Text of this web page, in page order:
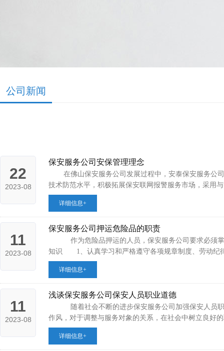
公司新闻
22
2023-08
保安服务公司安保管理理念
在佛山保安服务公司发展过程中，安泰保安服务公司
技术防范水平，积极拓展保安联网报警服务市场，采用
详细信息+
11
2023-08
保安服务公司押运危险品的职责
作为危险品押运的人员，保安服务公司要求必须掌
知识 1、认真学习和严格遵守各项规章制度、劳动纪
详细信息+
11
2023-08
浅谈保安服务公司保安人员职业道德
随着社会不断的进步保安服务公司加强保安人员职
作风，对于调整与服务对象的关系，在社会中树立良好
详细信息+